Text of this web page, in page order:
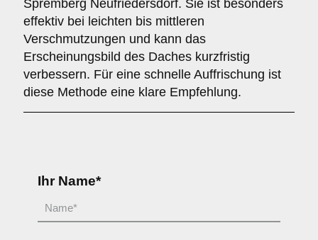
Spremberg Neufriedersdorf. Sie ist besonders
effektiv bei leichten bis mittleren
Verschmutzungen und kann das
Erscheinungsbild des Daches kurzfristig
verbessern. Für eine schnelle Auffrischung ist
diese Methode eine klare Empfehlung.
Ihr Name*